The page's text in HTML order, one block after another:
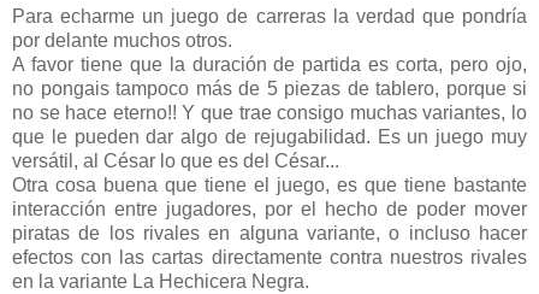
Para echarme un juego de carreras la verdad que pondría
por delante muchos otros.
A favor tiene que la duración de partida es corta, pero ojo,
no pongais tampoco más de 5 piezas de tablero, porque si
no se hace eterno!! Y que trae consigo muchas variantes, lo
que le pueden dar algo de rejugabilidad. Es un juego muy
versátil, al César lo que es del César...
Otra cosa buena que tiene el juego, es que tiene bastante
interacción entre jugadores, por el hecho de poder mover
piratas de los rivales en alguna variante, o incluso hacer
efectos con las cartas directamente contra nuestros rivales
en la variante La Hechicera Negra.